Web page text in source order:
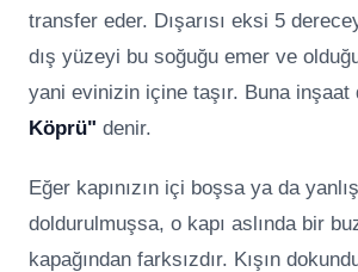
transfer eder. Dışarısı eksi 5
dış yüzeyi bu soğuğu emer ve
yani evinizin içine taşır. Buna inşaat
Köprü" denir.
Eğer kapınızın içi boşsa ya da
doldurulmuşsa, o kapı aslında bir
kapağından farksızdır. Kışın